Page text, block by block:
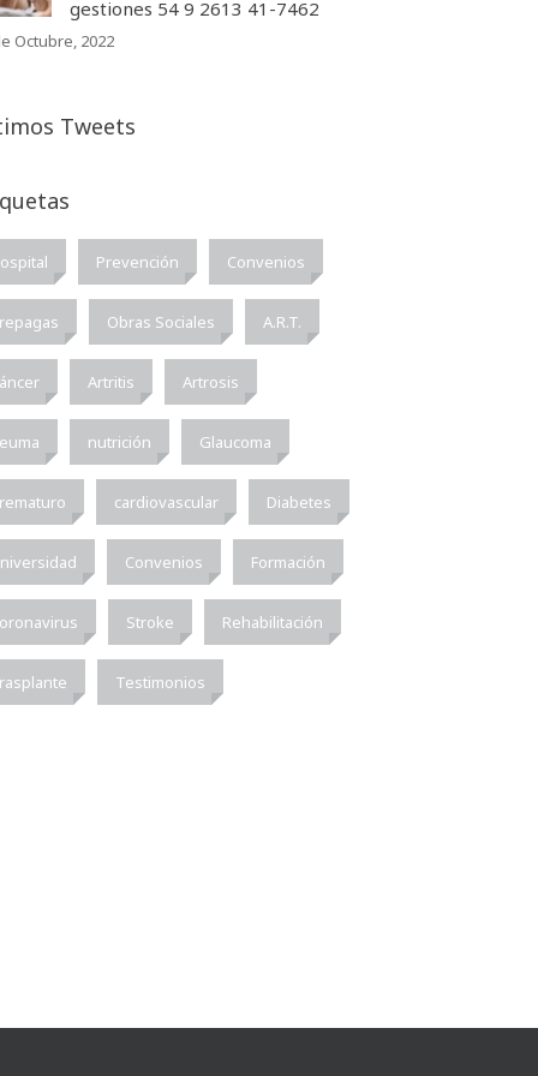
gestiones 54 9 2613 41-7462
Octubre, 2022
Tweets
Prevención Convenios
Obras Sociales A.R.T.
Artritis Artrosis
nutrición Glaucoma
cardiovascular Diabetes
Convenios Formación
Stroke Rehabilitación
Testimonios